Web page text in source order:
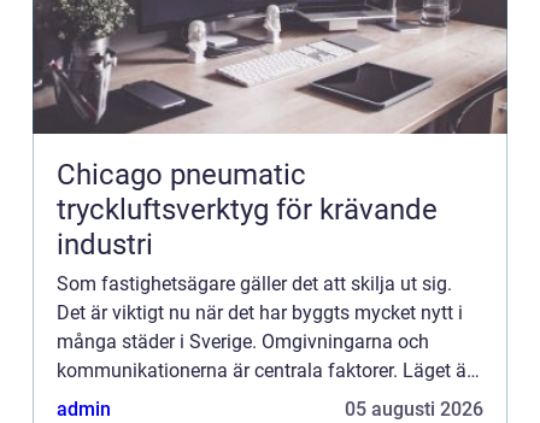
Chicago pneumatic
tryckluftsverktyg för krävande
industri
Som fastighetsägare gäller det att skilja ut sig.
Det är viktigt nu när det har byggts mycket nytt i
många städer i Sverige. Omgivningarna och
kommunikationerna är centrala faktorer. Läget är
naturligtvis...
admin 05 augusti 2026